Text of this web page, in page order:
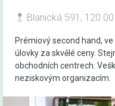
Blanická 591, 120
Prémiový second hand,
úlovky za skvělé ceny.
obchodních centrech.
neziskovým organizacím.